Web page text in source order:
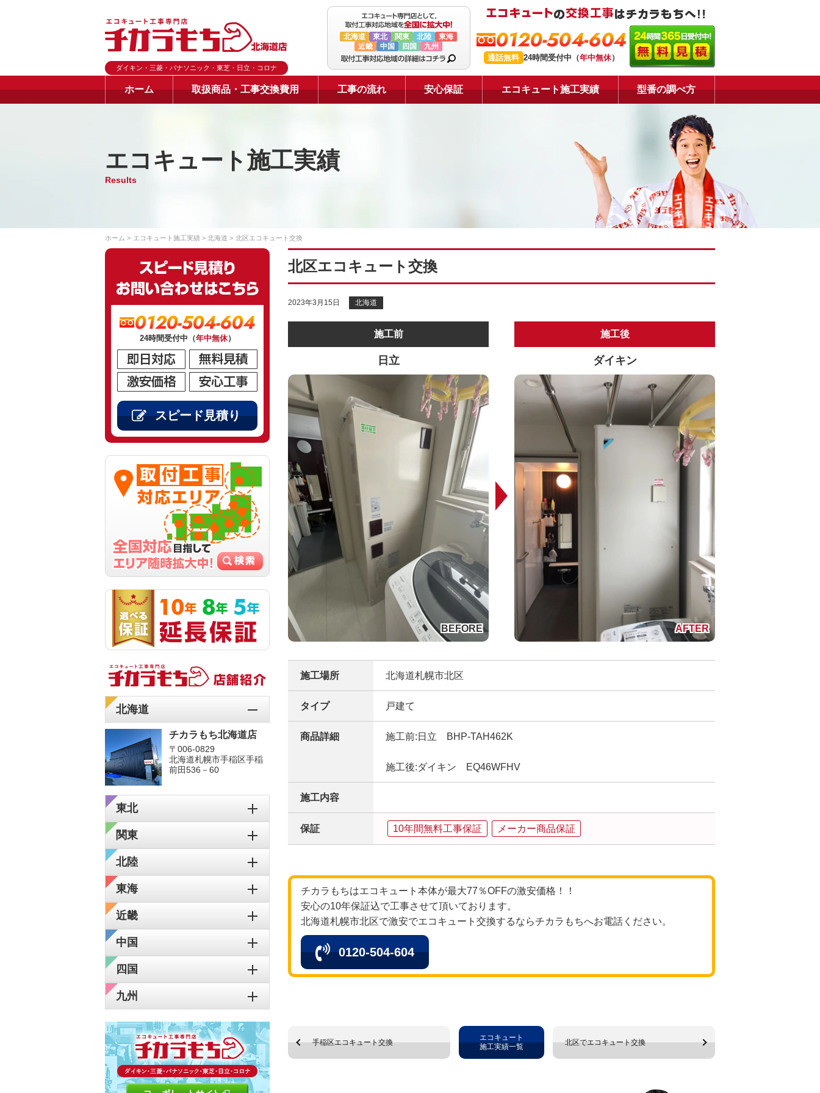
ダイキン・三菱・パナソニック・東芝・日立・コロナ
北海道 東北 関東 北陸
東海
近畿
中国 四国 九州 0120-504-604
通話無料 24時間受付中（年中無休）
ホーム 取扱商品・工事交換費用 工事の流れ 安心保証 エコキュート施工実績 型番の調べ方
エコキュート施工実績
Results
ホーム エコキュート施工実績 北海道 北区エコキュート交換
北区エコキュート交換
2023年3月15日 北海道
施工前
日立
施工後
ダイキン
施工場所 北海道札幌市北区
タイプ 戸建て
商品詳細 施工前:日立 BHP-TAH462K
施工後:ダイキン EQ46WFHV
施工内容
保証 10年間無料工事保証 メーカー商品保証
チカラもちはエコキュート本体が最大77％OFFの激安価格！！
安心の10年保証込で工事させて頂いております。
北海道札幌市北区で激安でエコキュート交換するならチカラもちへお電話ください。
0120-504-604
手稲区エコキュート交換 北区でエコキュート交換
エコキュート
施工実績一覧
0120-504-604
24時間受付中（年中無休）
スピード見積り
北海道
チカラもち北海道店
〒006-0829
北海道札幌市手稲区手稲
前田536－60
東北
関東
北陸
東海
近畿
中国
四国
九州